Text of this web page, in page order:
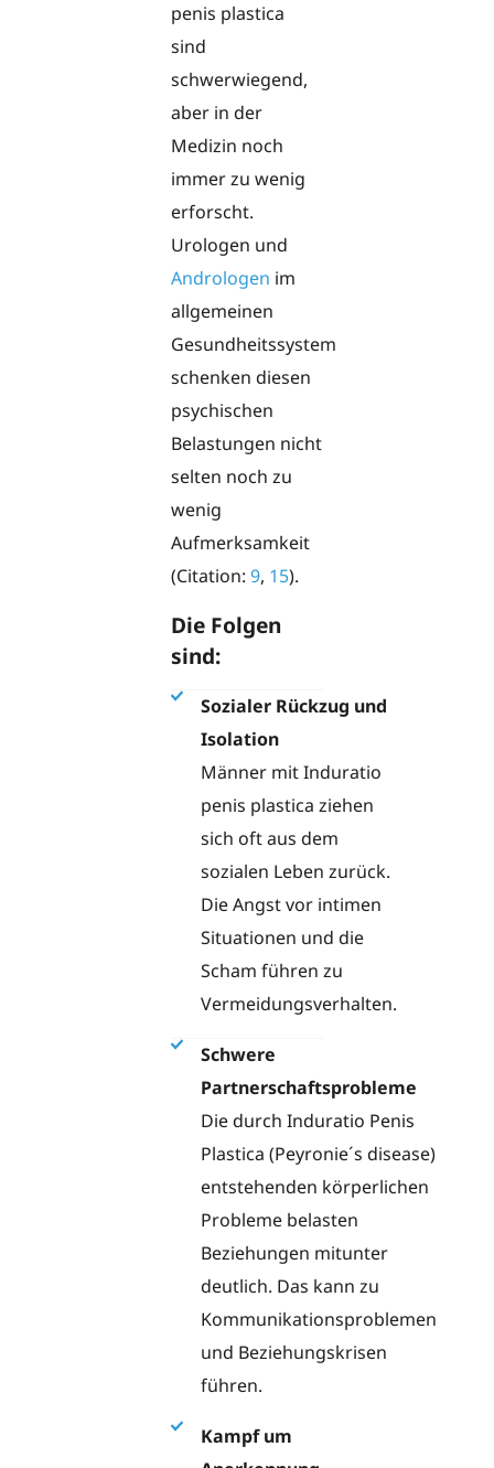
penis plastica
sind
schwerwiegend,
aber in der
Medizin noch
immer zu wenig
erforscht.
Urologen und
Andrologen im
allgemeinen
Gesundheitssystem
schenken diesen
psychischen
Belastungen nicht
selten noch zu
wenig
Aufmerksamkeit
(Citation: 9, 15).
Die Folgen
sind:
Sozialer Rückzug und
Isolation
Männer mit Induratio
penis plastica ziehen
sich oft aus dem
sozialen Leben zurück.
Die Angst vor intimen
Situationen und die
Scham führen zu
Vermeidungsverhalten.
Schwere
Partnerschaftsprobleme
Die durch Induratio Penis
Plastica (Peyronie´s disease)
entstehenden körperlichen
Probleme belasten
Beziehungen mitunter
deutlich. Das kann zu
Kommunikationsproblemen
und Beziehungskrisen
führen.
Kampf um